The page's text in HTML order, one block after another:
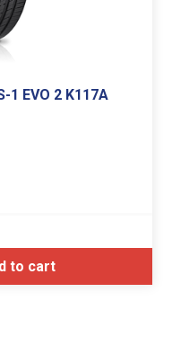
1 EVO 2 K117A
to cart